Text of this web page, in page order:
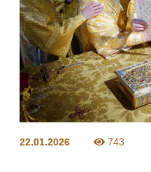
22.01.2026 743